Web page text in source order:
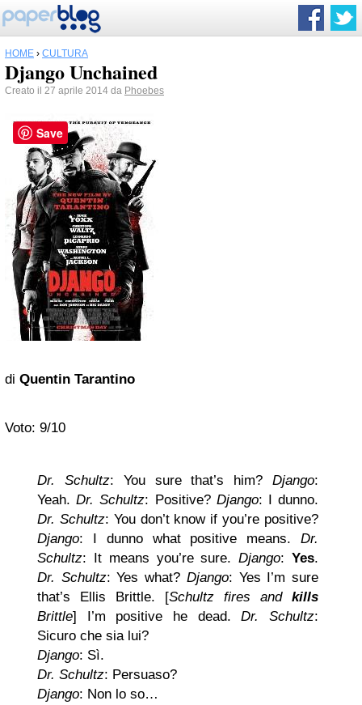
HOME › CULTURA
Django Unchained
Creato il 27 aprile 2014 da Phoebes
di Quentin Tarantino
Voto: 9/10
Dr. Schultz: You sure that’s him?Django:
Yeah.Dr. Schultz: Positive? Django: I dunno.
Dr. Schultz: You don’t know if you’re positive?
Django: I dunno what positive means. Dr.
Schultz: It means you’re sure.Django:Yes.
Dr. Schultz: Yes what? Django: Yes I’m sure
that’s Ellis Brittle. [Schultz fires and kills
Brittle] I’m positive he dead.Dr. Schultz:
Sicuro che sia lui?
Django: Sì.
Dr. Schultz: Persuaso?
Django: Non lo so…
Save